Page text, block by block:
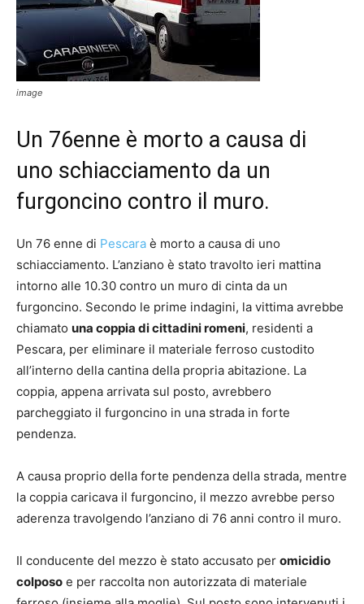
image
Un 76enne è morto a causa di
uno schiacciamento da un
furgoncino contro il muro.
Un 76 enne di Pescara è morto a causa di uno
schiacciamento. L’anziano è stato travolto ieri mattina
intorno alle 10.30 contro un muro di cinta da un
furgoncino. Secondo le prime indagini, la vittima avrebbe
chiamato una coppia di cittadini romeni, residenti a
Pescara, per eliminare il materiale ferroso custodito
all’interno della cantina della propria abitazione. La
coppia, appena arrivata sul posto, avrebbero
parcheggiato il furgoncino in una strada in forte
pendenza.
A causa proprio della forte pendenza della strada, mentre
la coppia caricava il furgoncino, il mezzo avrebbe perso
aderenza travolgendo l’anziano di 76 anni contro il muro.
Il conducente del mezzo è stato accusato per omicidio
colposo e per raccolta non autorizzata di materiale